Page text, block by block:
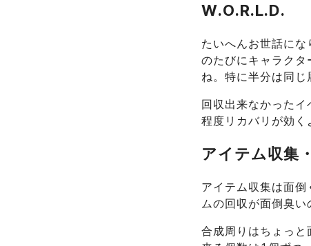
W.O.R.L.D.
たいへんお世話に
のたびにキャラクタ
ね。特に半分は同じ
回収出来なかった
程度リカバリが効く
アイテム収集
アイテム収集は面
ムの回収が面倒臭い
合成周りはちょっ